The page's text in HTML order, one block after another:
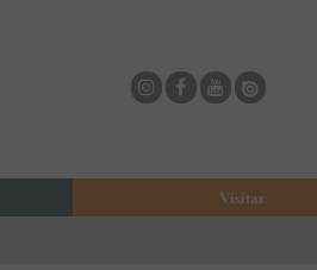
Visitar